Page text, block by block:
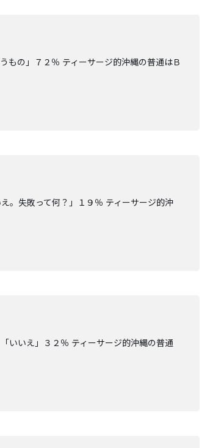
もの」７２％ ティーサージ的沖縄の普通はＢ
失敗って何？」１９％ ティーサージ的沖
いいえ」３２％ ティーサージ的沖縄の普通